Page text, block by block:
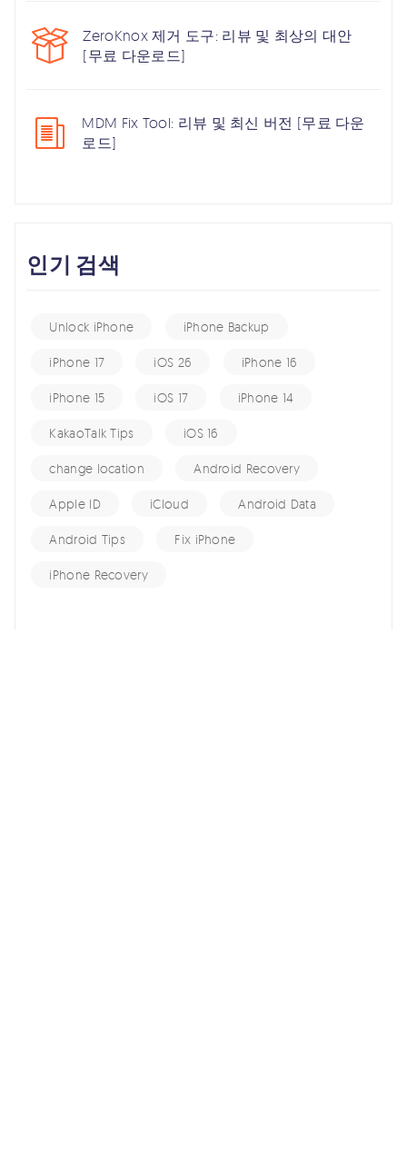
ZeroKnox 제거 도구: 리뷰 및 최상의 대안
[무료 다운로드]
MDM Fix Tool: 리뷰 및 최신 버전 [무료 다운
로드]
인기 검색
Unlock iPhone iPhone Backup
iPhone 17 iOS 26 iPhone 16
iPhone 15 iOS 17 iPhone 14
KakaoTalk Tips iOS 16
change location Android Recovery
Apple ID iCloud Android Data
Android Tips Fix iPhone
iPhone Recovery